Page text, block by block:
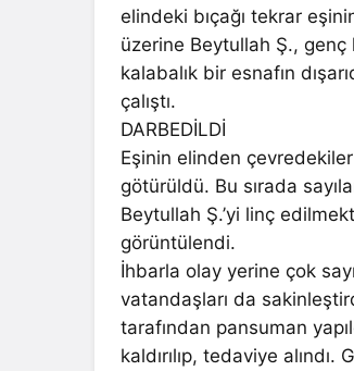
elindeki bıçağı tekrar
üzerine Beytullah Ş., genç
kalabalık bir esnafın
çalıştı.
DARBEDİLDİ
Eşinin elinden
götürüldü. Bu sırada
Beytullah Ş.’yi linç
görüntülendi.
İhbarla olay yerine çok
vatandaşları da
tarafından pansuman
kaldırılıp, tedaviye